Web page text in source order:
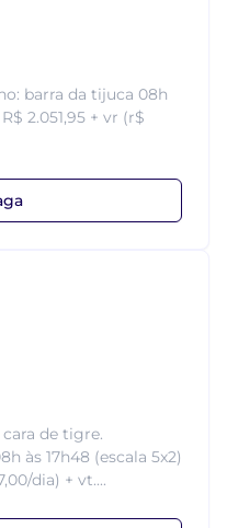
barra da tijuca 08h
2.051,95 + vr (r$
de tigre.
às 17h48 (escala 5x2)
dia) + vt....